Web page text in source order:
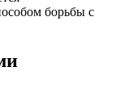
борьбы с